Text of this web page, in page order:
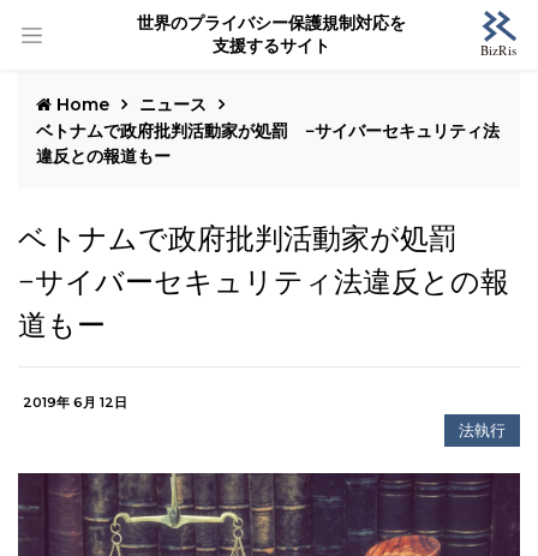
世界のプライバシー保護規制対応を
支援するサイト
Home
ニュース
ベトナムで政府批判活動家が処罰 −サイバーセキュリティ法
違反との報道もー
ベトナムで政府批判活動家が処罰
−サイバーセキュリティ法違反との報
道もー
2019年 6月 12日
法執行